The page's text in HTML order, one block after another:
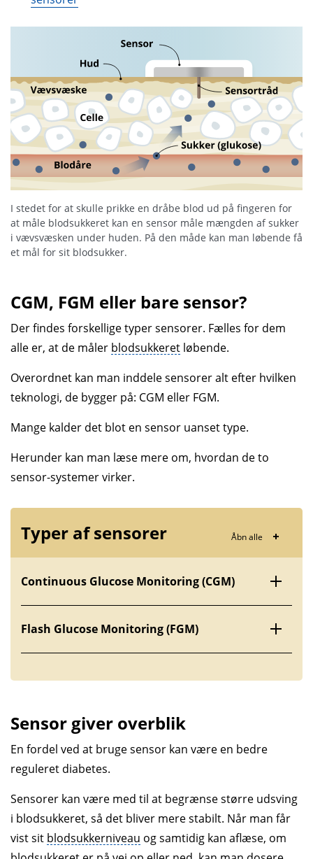
I stedet for at skulle prikke en dråbe blod ud på fingeren for
at måle blodsukkeret kan en sensor måle mængden af sukker
i vævsvæsken under huden. På den måde kan man løbende få
et mål for sit blodsukker.
CGM, FGM eller bare sensor?
Der findes forskellige typer sensorer. Fælles for dem
alle er, at de måler blodsukkeret løbende.
Overordnet kan man inddele sensorer alt efter hvilken
teknologi, de bygger på: CGM eller FGM.
Mange kalder det blot en sensor uanset type.
Herunder kan man læse mere om, hvordan de to
sensor-systemer virker.
Typer af sensorer Åbn alle
Continuous Glucose Monitoring (CGM)
Flash Glucose Monitoring (FGM)
Sensor giver overblik
En fordel ved at bruge sensor kan være en bedre
reguleret diabetes.
Sensorer kan være med til at begrænse større udsving
i blodsukkeret, så det bliver mere stabilt. Når man får
vist sit blodsukkerniveau og samtidig kan aflæse, om